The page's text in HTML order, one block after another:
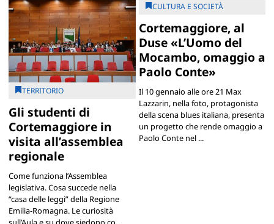
TERRITORIO
Gli studenti di
Cortemaggiore in
visita all’assemblea
regionale
Come funziona l’Assemblea
legislativa. Cosa succede nella
“casa delle leggi” della Regione
Emilia-Romagna. Le curiosità
CULTURA E SOCIETÀ
Cortemaggiore, al
Duse «L’Uomo del
Mocambo, omaggio a
Paolo Conte»
Il 10 gennaio alle ore 21 Max
Lazzarin, nella foto, protagonista
della scena blues italiana, presenta
un progetto che rende omaggio a
Paolo Conte nel ...